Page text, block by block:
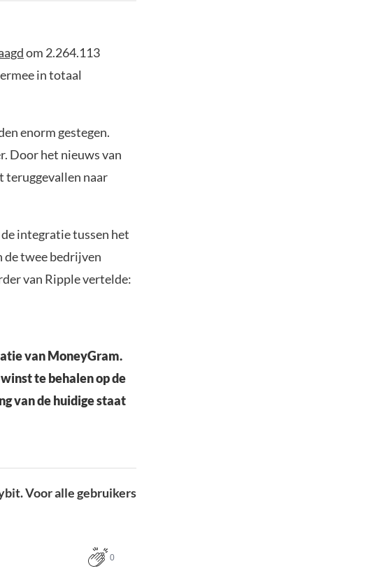
om 2.264.113
in totaal
enorm gestegen.
Door het nieuws van
teruggevallen naar
integratie tussen het
de twee bedrijven
van Ripple vertelde:
van MoneyGram.
te behalen op de
van de huidige staat
Voor alle gebruikers
0